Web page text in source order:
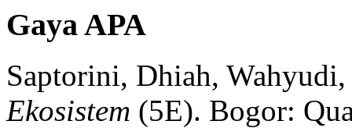
Gaya APA
Saptorini, Dhiah,
Ekosistem (5E). Bogor: